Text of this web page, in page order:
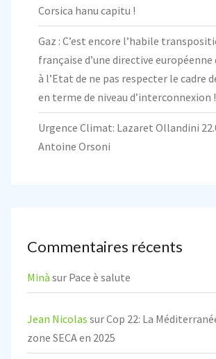
Corsica hanu capitu !
Gaz : C’est encore l’habile
française d’une directive
à l’Etat de ne pas respecter le cadre
en terme de niveau d’interconnexion !
Urgence Climat: Lazaret Ollandini
Antoine Orsoni
Commentaires récents
Minà sur Pace è salute
Jean Nicolas surCop 22: La
zone SECA en 2025